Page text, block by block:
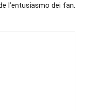
l’entusiasmo dei fan.